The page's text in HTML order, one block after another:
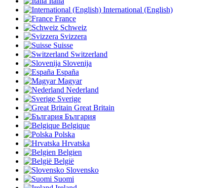
International (English)
France
Schweiz
Svizzera
Suisse
Switzerland
Slovenija
España
Magyar
Nederland
Sverige
Great Britain
България
Belgique
Polska
Hrvatska
Belgien
België
Slovensko
Suomi